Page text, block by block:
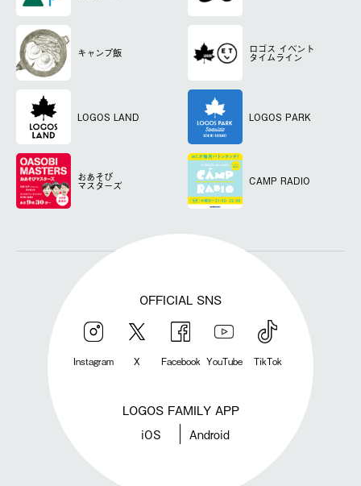
キャンプ飯 ロゴス イベント
タイムライン
LOGOS LAND LOGOS PARK
おあそび
マスターズ CAMP RADIO
OFFICIAL SNS
Instagram X Facebook YouTube TikTok
LOGOS FAMILY APP
iOS Android